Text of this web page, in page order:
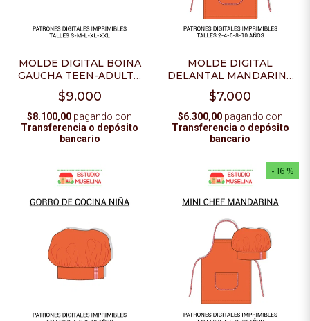
MOLDE DIGITAL BOINA
GAUCHA TEEN-ADULTO
- PDF PARA IMPRIMIR
$9.000
$8.100,00 pagando con
Transferencia o depósito
bancario
MOLDE DIGITAL
DELANTAL MANDARINA
NIÑA - PDF PARA
IMPRIMIR
$7.000
$6.300,00pagando con
Transferencia o depósito
bancario
- 16 %